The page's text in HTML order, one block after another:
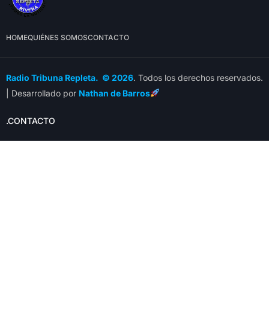
HOMEQUIÉNES SOMOSCONTACTO
Radio Tribuna Repleta. © 2026. Todos los derechos reservados.
| Desarrollado por Nathan de Barros
.CONTACTO